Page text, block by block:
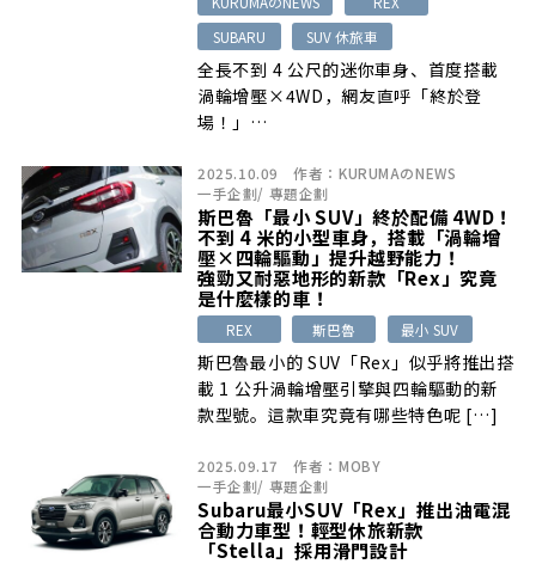
SUBARU
SUV 休旅車
全長不到 4 公尺的迷你車身、首度搭載
渦輪增壓×4WD，網友直呼「終於登
場！」…
2025.10.09 作者： KURUMAのNEWS
一手企劃/ 專題企劃
斯巴魯「最小 SUV」終於配備 4WD！
不到 4 米的小型車身，搭載「渦輪增
壓×四輪驅動」提升越野能力！
強勁又耐惡地形的新款「Rex」究竟
是什麼樣的車！
REX 斯巴魯 最小 SUV
斯巴魯最小的 SUV「Rex」似乎將推出搭
載 1 公升渦輪增壓引擎與四輪驅動的新
款型號。這款車究竟有哪些特色呢 […]
2025.09.17 作者： MOBY
一手企劃/ 專題企劃
Subaru最小SUV「Rex」推出油電混
合動力車型！輕型休旅新款
「Stella」採用滑門設計